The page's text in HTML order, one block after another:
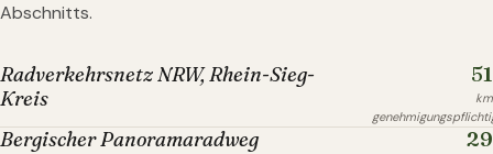
Abschnitts.
Radverkehrsnetz NRW, Rhein-Sieg-
Kreis
51
km
Bergischer Panoramaradweg 29